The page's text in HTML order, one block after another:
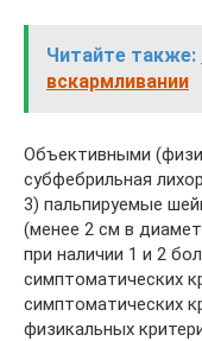
Читайте также:
вскармливании
Объективными
субфебрильная
3) пальпируемые
(менее 2 см в
при наличии 1 и 2
симптоматических
симптоматических
физикальных